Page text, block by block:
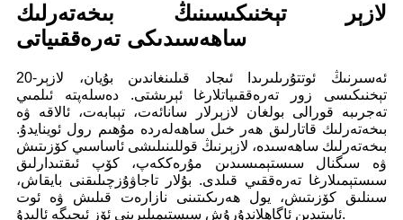
لازېر تېخنىكىسىنىڭ بىخەتەرلىك
ساھەسىدىكى تەرەققىياتى
20-ئەسىرنىڭ ئوتتۇرىلىرىدا ئىجاد قىلىنغاندىن بۇيان، لازېر
تېخنىكىسى زور تەرەققىياتلارغا ئېرىشتى. دەسلەپتە ئىلمىي
تەجرىبە قورالى بولغان لازېرلار سانائەت، تېبابەت، ئالاقە ۋە
بىخەتەرلىك قاتارلىق ھەر خىل ساھەلەردە مۇھىم رول ئوينايدۇ.
بىخەتەرلىك ساھەسىدە، لازېرنىڭ قوللىنىلىشى ئاساسىي كۆزىتىش
ۋە سىگنال سىستېمىسىدىن مۇرەككەپ، كۆپ ئىقتىدارلىق
سىستېمىلارغا تەرەققىي قىلدى. بۇلار تاجاۋۇزچىلىقنى بايقاش،
سىنلىق كۆزىتىش، يول ھەرىكىتىنى نازارەت قىلىش ۋە ئوت
ئاپىتىدىن ئاگاھلاندۇرۇش سىستېمىلىرىنى ئۆز ئىچىگە ئالىدۇ.